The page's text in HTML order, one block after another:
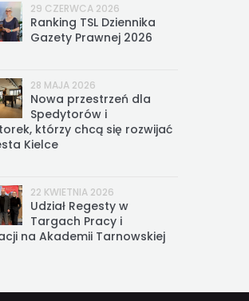
29 CZERWCA 2026
Ranking TSL Dziennika
Gazety Prawnej 2026
28 MAJA 2026
Nowa przestrzeń dla
Spedytorów i
którzy chcą się rozwijać
Kielce
22 KWIETNIA 2026
Udział Regesty w
Targach Pracy i
na Akademii Tarnowskiej